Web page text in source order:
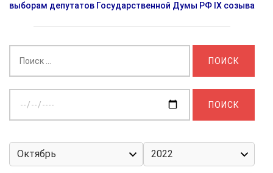
выборам депутатов Государственной Думы РФ IX созыва
дату: